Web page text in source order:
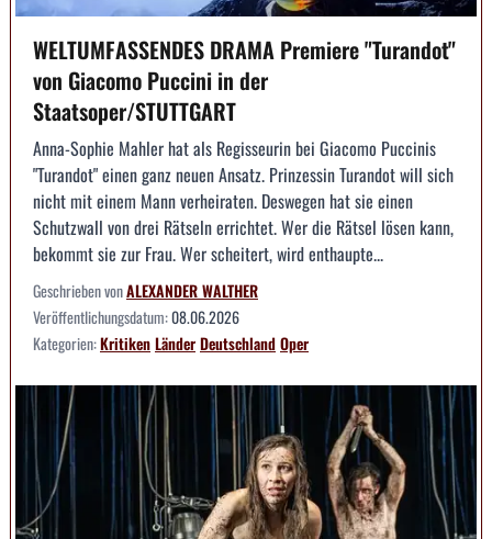
WELTUMFASSENDES DRAMA Premiere "Turandot"
von Giacomo Puccini in der
Staatsoper/STUTTGART
Anna-Sophie Mahler hat als Regisseurin bei Giacomo Puccinis
"Turandot" einen ganz neuen Ansatz. Prinzessin Turandot will sich
nicht mit einem Mann verheiraten. Deswegen hat sie einen
Schutzwall von drei Rätseln errichtet. Wer die Rätsel lösen kann,
bekommt sie zur Frau. Wer scheitert, wird enthaupte...
Geschrieben vonALEXANDER WALTHER
Veröffentlichungsdatum:08.06.2026
Kategorien:KritikenLänderDeutschlandOper